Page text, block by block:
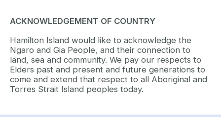
ACKNOWLEDGEMENT OF COUNTRY
Hamilton Island would like to acknowledge the
Ngaro and Gia People, and their connection to
land, sea and community. We pay our respects to
Elders past and present and future generations to
come and extend that respect to all Aboriginal and
Torres Strait Island peoples today.